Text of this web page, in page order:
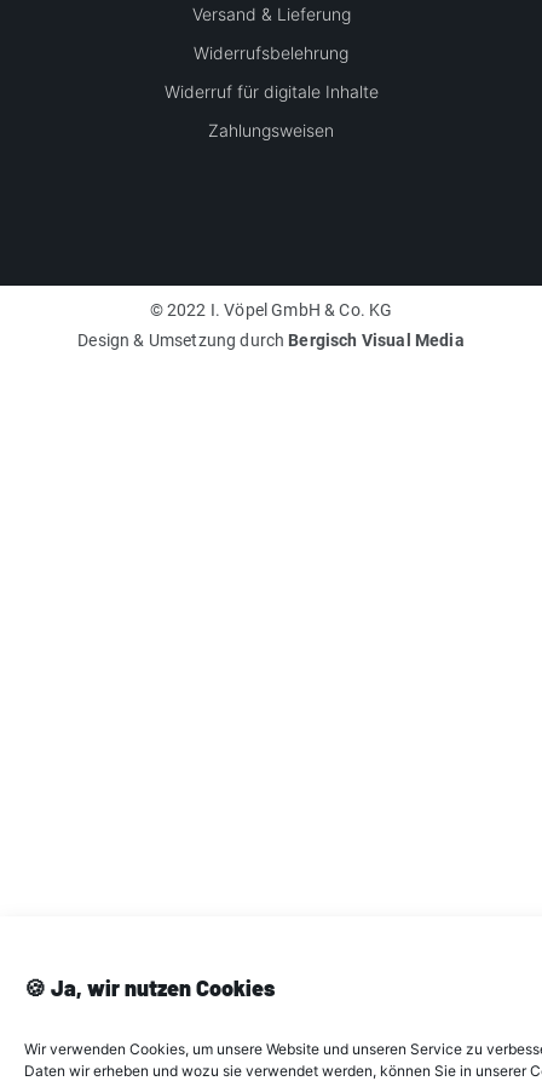
🍪 Ja, wir nutzen Cookies
Wir verwenden Cookies, um unsere Website und unseren Service zu
Daten wir erheben und wozu sie verwendet werden, können Sie in unserer
Versand & Lieferung
Widerrufsbelehrung
Widerruf für digitale Inhalte
Zahlungsweisen
© 2022 I. Vöpel GmbH & Co. KG
Design & Umsetzung durch Bergisch Visual Media